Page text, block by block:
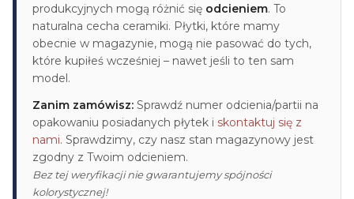
produkcyjnych mogą różnić się odcieniem. To
naturalna cecha ceramiki. Płytki, które mamy
obecnie w magazynie, mogą nie pasować do tych,
które kupiłeś wcześniej – nawet jeśli to ten sam
model.
Zanim zamówisz: Sprawdź numer odcienia/partii na
opakowaniu posiadanych płytek i skontaktuj się z
nami. Sprawdzimy, czy nasz stan magazynowy jest
zgodny z Twoim odcieniem.
Bez tej weryfikacji nie gwarantujemy spójności
kolorystycznej!